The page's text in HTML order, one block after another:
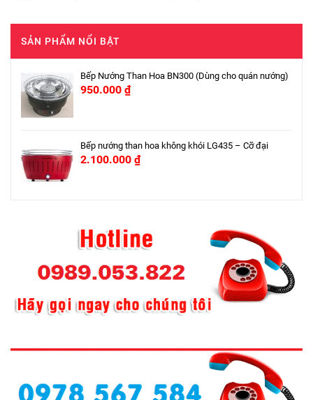
SẢN PHẨM NỔI BẬT
Bếp Nướng Than Hoa BN300 (Dùng cho quán nướng)
950.000 ₫
Bếp nướng than hoa không khói LG435 – Cỡ đại
2.100.000 ₫